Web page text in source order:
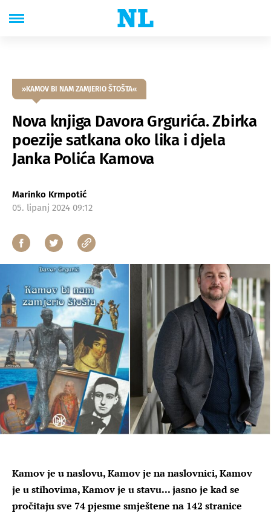
»KAMOV BI NAM ZAMJERIO ŠTOŠTA«
Nova knjiga Davora Grgurića. Zbirka
poezije satkana oko lika i djela
Janka Polića Kamova
Marinko Krmpotić
05. lipanj 2024 09:12
Kamov je u naslovu, Kamov je na naslovnici, Kamov
je u stihovima, Kamov je u stavu... jasno je kad se
pročitaju sve 74 pjesme smještene na 142 stranice